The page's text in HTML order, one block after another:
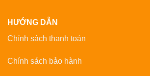
HƯỚNG DẪN
Chính sách thanh toán
Chính sách bảo hành